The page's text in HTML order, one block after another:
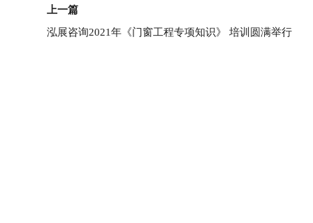
上一篇
泓展咨询2021年《门窗工程专项知识》 培训圆满举行